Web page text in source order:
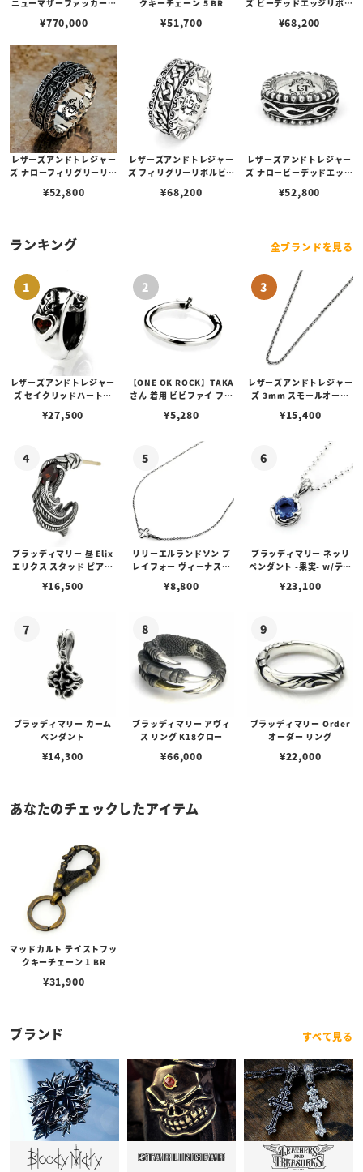
ニューマザーファッカーリ
コパーモヒカン& 黒翡翠カ
ズUS11.5(日本サイズ25
号)】
¥770,000
クキーチェーン 5 BR
¥51,700
ズ ビーデッドエッジリボル
ベルト
¥68,200
レザーズアンドトレジャー
ズ ナローフィリグリーリボ
ックフローラルベルト
¥52,800
レザーズアンドトレジャー
ズ フィリグリーリボルビン
ロープエッジベルト
¥68,200
レザーズアンドトレジャー
ズ ナロービーデッドエッジ
レームベルト
¥52,800
ランキング 全ブランドを見る
レザーズアンドトレジャー
ズ セイクリッドハートピ
¥27,500
【ONE OK ROCK】TAKA
さん 着用 ビビファイ フー
¥5,280
レザーズアンドトレジャー
ズ 3mm スモールオーバ
ブスタークラスプ＆LTロ
¥15,400
ブラッディマリー 昼 Elix
エリクス スタッド ピアス
¥16,500
リリーエルランドソン プ
レイフォー ヴィーナスチ
¥8,800
ブラッディマリー ネッリ
ペンダント -果実- w/ティ
¥23,100
ブラッディマリー カーム
ペンダント
¥14,300
ブラッディマリー アヴィ
ス リング K18クロー
¥66,000
ブラッディマリー Order
オーダー リング
¥22,000
あなたのチェックしたアイテム
マッドカルト テイストフッ
クキーチェーン 1 BR
¥31,900
ブランド すべて見る